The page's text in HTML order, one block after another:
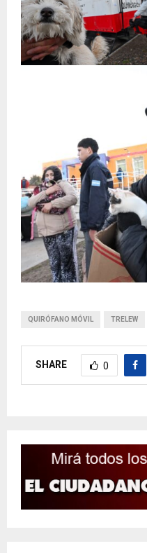
QUIRÓFANO MÓVIL TRELEW
SHARE 0